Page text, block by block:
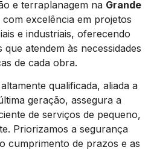
e terraplanagem na Grande
com excelência em projetos
e industriais, oferecendo
atendem às necessidades
de cada obra.
qualificada, aliada a
geração, assegura a
de serviços de pequeno,
Priorizamos a segurança
cumprimento de prazos e as